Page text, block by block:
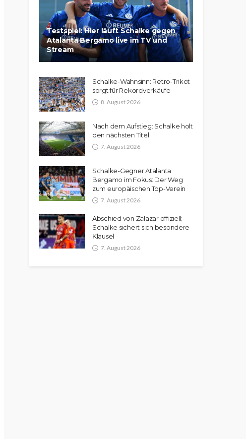
Testspiel: Hier läuft Schalke gegen
Atalanta Bergamo live im TV und
Stream
Schalke-Wahnsinn: Retro-Trikot
sorgt für Rekordverkäufe
8. August 2026
Nach dem Aufstieg: Schalke holt
den nächsten Titel
7. August 2026
Schalke-Gegner Atalanta
Bergamo im Fokus: Der Weg
zum europäischen Top-Verein
7. August 2026
Abschied von Zalazar offiziell:
Schalke sichert sich besondere
Klausel
7. August 2026